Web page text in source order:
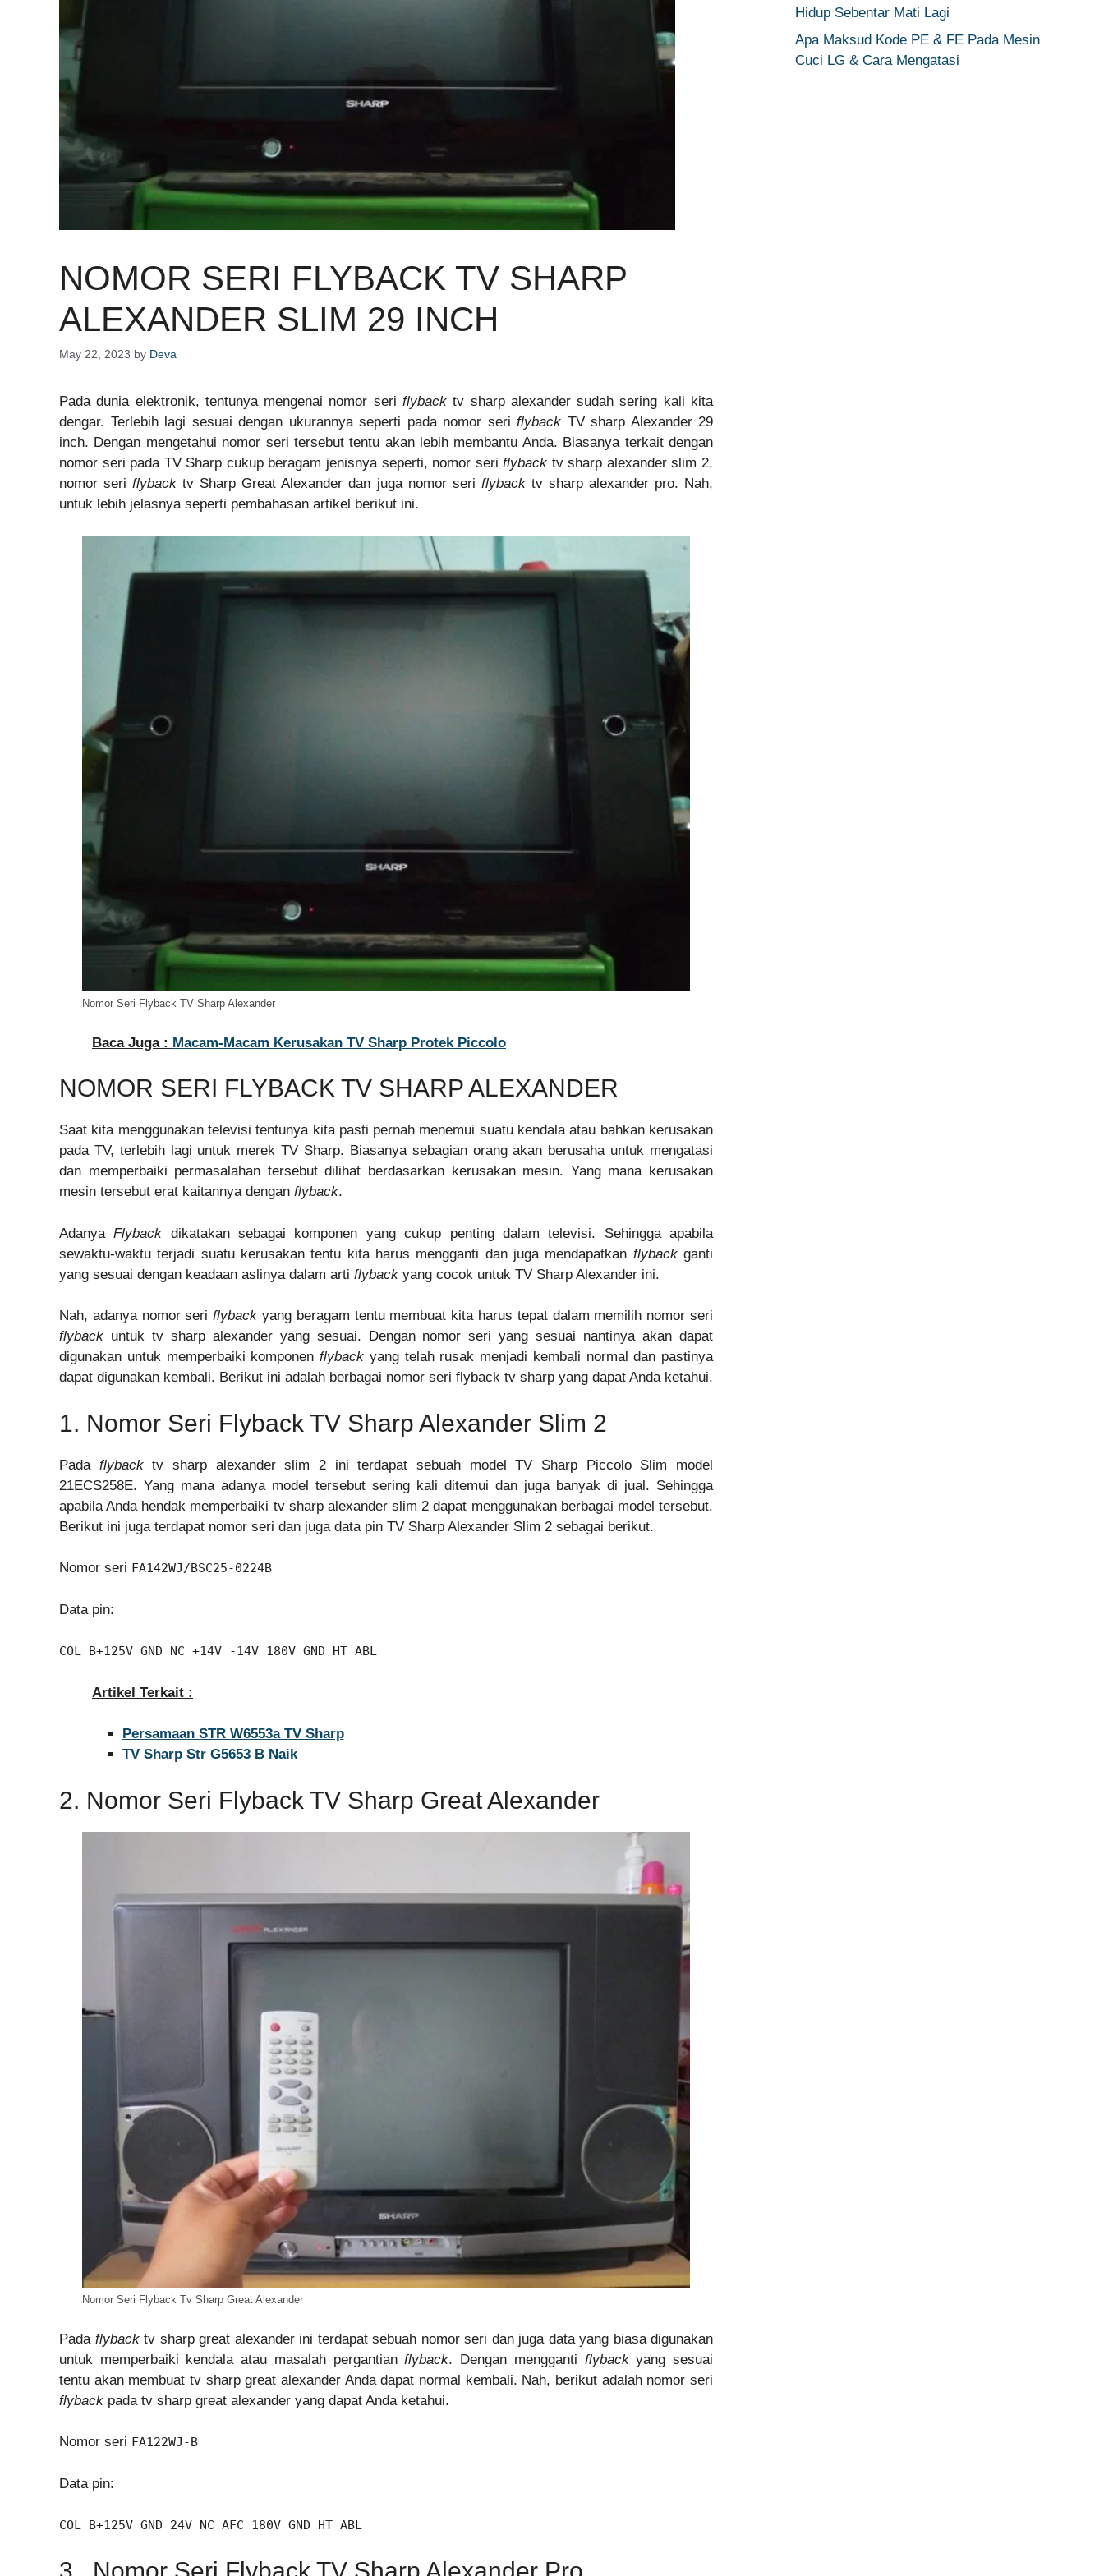
NOMOR SERI FLYBACK TV SHARP
ALEXANDER SLIM 29 INCH
May 22, 2023 by Deva
Pada dunia elektronik, tentunya mengenai nomor seri flyback tv sharp alexander sudah sering kali kita
dengar. Terlebih lagi sesuai dengan ukurannya seperti pada nomor seri flyback TV sharp Alexander 29
inch. Dengan mengetahui nomor seri tersebut tentu akan lebih membantu Anda. Biasanya terkait dengan
nomor seri pada TV Sharp cukup beragam jenisnya seperti, nomor seriflyback tv sharp alexander slim 2,
nomor seriflyback tv Sharp Great Alexander dan juga nomor seri flybacktv sharp alexander pro. Nah,
untuk lebih jelasnya seperti pembahasan artikel berikut ini.
Nomor Seri Flyback TV Sharp Alexander
Baca Juga : Macam-Macam Kerusakan TV Sharp Protek Piccolo
NOMOR SERI FLYBACK TV SHARP ALEXANDER
Saat kita menggunakan televisi tentunya kita pasti pernah menemui suatu kendala atau bahkan kerusakan
pada TV, terlebih lagi untuk merek TV Sharp. Biasanya sebagian orang akan berusaha untuk mengatasi
dan memperbaiki permasalahan tersebut dilihat berdasarkan kerusakan mesin. Yang mana kerusakan
mesin tersebut erat kaitannya dengan flyback.
AdanyaFlyback dikatakan sebagai komponen yang cukup penting dalam televisi. Sehingga apabila
sewaktu-waktu terjadi suatu kerusakan tentu kita harus mengganti dan juga mendapatkan flybackganti
yang sesuai dengan keadaan aslinya dalam arti flyback yang cocok untuk TV Sharp Alexander ini.
Nah, adanya nomor seriflyback yang beragam tentu membuat kita harus tepat dalam memilih nomor seri
flyback untuk tv sharp alexander yang sesuai. Dengan nomor seri yang sesuai nantinya akan dapat
digunakan untuk memperbaiki komponen flyback yang telah rusak menjadi kembali normal dan pastinya
dapat digunakan kembali. Berikut ini adalah berbagai nomor seri flyback tv sharp yang dapat Anda ketahui.
1. Nomor Seri Flyback TV Sharp Alexander Slim 2
Pada flybacktv sharp alexander slim 2 ini terdapat sebuah model TV Sharp Piccolo Slim model
21ECS258E. Yang mana adanya model tersebut sering kali ditemui dan juga banyak di jual. Sehingga
apabila Anda hendak memperbaiki tv sharp alexander slim 2 dapat menggunakan berbagai model tersebut.
Berikut ini juga terdapat nomor seri dan juga data pin TV Sharp Alexander Slim 2 sebagai berikut.
Nomor seri FA142WJ/BSC25-0224B
Data pin:
COL_B+125V_GND_NC_+14V_-14V_180V_GND_HT_ABL
Artikel Terkait :
Persamaan STR W6553a TV Sharp
TV Sharp Str G5653 B Naik
2. Nomor Seri Flyback TV Sharp Great Alexander
Nomor Seri Flyback Tv Sharp Great Alexander
Pada flybacktv sharp great alexander ini terdapat sebuah nomor seri dan juga data yang biasa digunakan
untuk memperbaiki kendala atau masalah pergantianflyback. Dengan mengganti flybackyang sesuai
tentu akan membuat tv sharp great alexander Anda dapat normal kembali. Nah, berikut adalah nomor seri
flyback pada tv sharp great alexander yang dapat Anda ketahui.
Nomor seri FA122WJ-B
Data pin:
COL_B+125V_GND_24V_NC_AFC_180V_GND_HT_ABL
3. Nomor Seri Flyback TV Sharp Alexander Pro
Hidup Sebentar Mati Lagi
Apa Maksud Kode PE & FE Pada Mesin
Cuci LG & Cara Mengatasi